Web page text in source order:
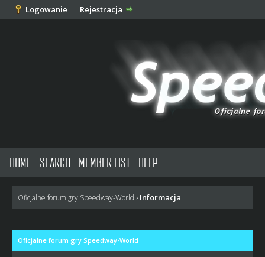
Logowanie Rejestracja
HOME SEARCH MEMBER LIST HELP
Oficjalne forum gry Speedway-World › Informacja
Oficjalne forum gry Speedway-World